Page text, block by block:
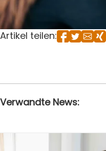
Artikel teilen:
Verwandte News: